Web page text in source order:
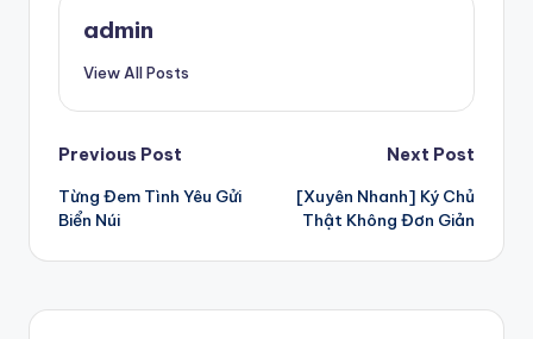
admin
View All Posts
Post
navigation
Previous Post
Từng Đem Tình Yêu Gửi
Biển Núi
Next Post
[Xuyên Nhanh] Ký Chủ
Thật Không Đơn Giản